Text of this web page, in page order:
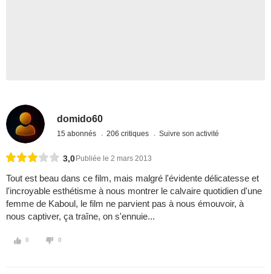
domido60
15 abonnés 206 critiques Suivre son activité
3,0 Publiée le 2 mars 2013
Tout est beau dans ce film, mais malgré l'évidente délicatesse et
l'incroyable esthétisme à nous montrer le calvaire quotidien d'une
femme de Kaboul, le film ne parvient pas à nous émouvoir, à
nous captiver, ça traîne, on s'ennuie...
0 0